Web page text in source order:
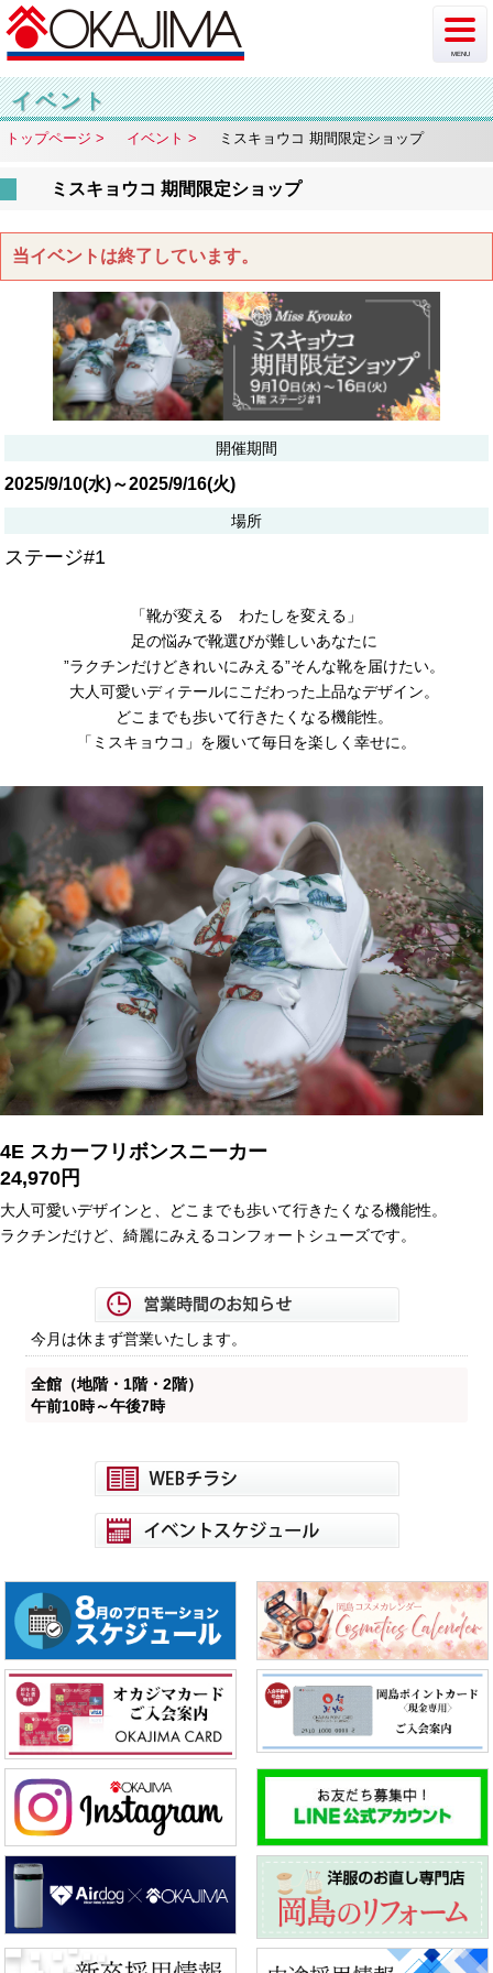
MENU
新着情報
イベント
チラシ・カタログ
ショップ案内
フロア案内
駐車場情報
アクセス
イベント
トップページ イベント ミスキョウコ 期間限定ショップ
ミスキョウコ 期間限定ショップ
当イベントは終了しています。
開催期間
2025/9/10(水)～2025/9/16(火)
場所
ステージ#1
「靴が変える わたしを変える」
足の悩みで靴選びが難しいあなたに
”ラクチンだけどきれいにみえる”そんな靴を届けたい。
大人可愛いディテールにこだわった上品なデザイン。
どこまでも歩いて行きたくなる機能性。
「ミスキョウコ」を履いて毎日を楽しく幸せに。
4E スカーフリボンスニーカー
24,970円
大人可愛いデザインと、どこまでも歩いて行きたくなる機能性。
ラクチンだけど、綺麗にみえるコンフォートシューズです。
今月は休まず営業いたします。
全館（地階・1階・2階）
午前10時～午後7時